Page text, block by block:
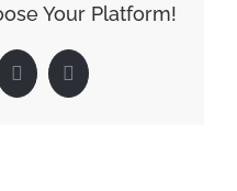
Your Platform!
LinkedInPinterest